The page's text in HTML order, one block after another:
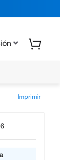
Imprimir